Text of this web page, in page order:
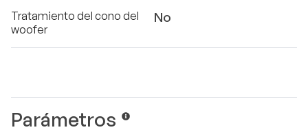
Tratamiento del cono del
woofer
No
Parámetros